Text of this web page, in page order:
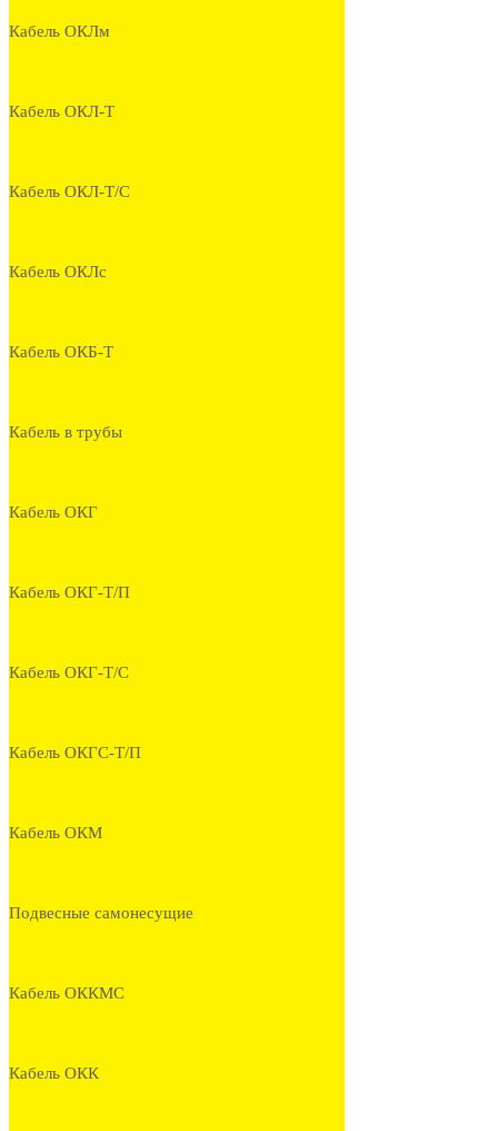
Кабель ОКЛм
Кабель ОКЛ-Т
Кабель ОКЛ-Т/С
Кабель ОКЛс
Кабель ОКБ-Т
Кабель в трубы
Кабель ОКГ
Кабель ОКГ-Т/П
Кабель ОКГ-Т/С
Кабель ОКГС-Т/П
Кабель ОКМ
Подвесные самонесущие
Кабель ОККМС
Кабель ОКК